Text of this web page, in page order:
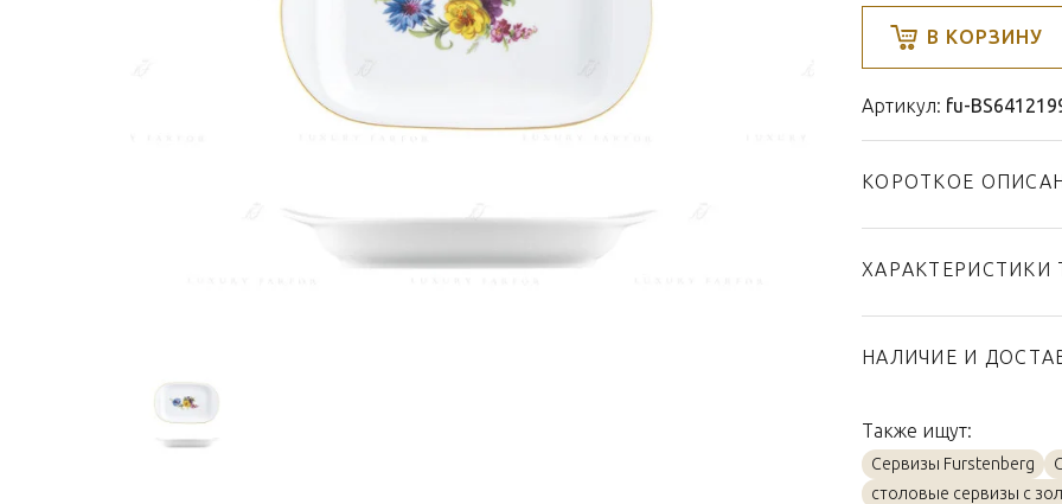
В КОРЗИНУ
Артикул: fu-
КОРОТКОЕ
ХАРАКТЕРИСТИКИ
Коллекция
Материал
Объем / Размер
НАЛИЧИЕ И
Также ищут:
Сервизы Furstenberg
столовые сервизы с